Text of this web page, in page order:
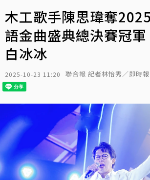
木工歌手陳思瑋奪
語金曲盛典總決賽冠
白冰冰
2025-10-23 11:20 聯合報 記者林怡秀／即時